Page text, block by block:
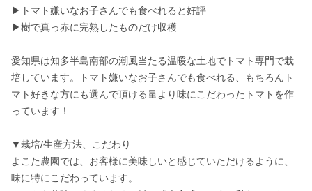
▶トマト嫌いなお子さんでも食べれると好評
▶樹で真っ赤に完熟したものだけ収穫
愛知県は知多半島南部の潮風当たる温暖な土地でトマト専門で栽
培しています。トマト嫌いなお子さんでも食べれる、もちろんト
マト好きな方にも選んで頂ける量より味にこだわったトマトを作
っています！
▼栽培/生産方法、こだわり
よこた農園では、お客様に美味しいと感じていただけるように、
味に特にこだわっています。